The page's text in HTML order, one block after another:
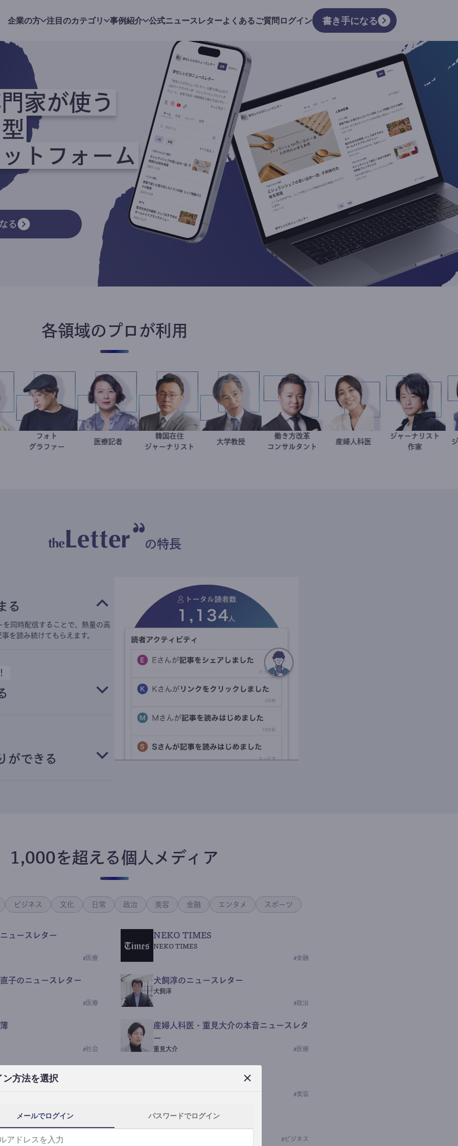
ン方法を選択
メールでログイン パスワードでログイン
企業の方 注目のカテゴリ 事例紹介 公式ニュースレターよくあるご質問ログイン 書き手になる
家が使う
トフォーム
る
各領域のプロが利用
グラファー
岩永直子
医療記者
韓国在住
ジャーナリスト
加藤忠史
大学教授 新田龍
働き方改革
コンサルタント
稲葉可奈子
産婦人科医 鈴木エイト
ジャーナリ
の特長
る
同時配信することで、熱量の高
を読み続けてもらえます。
ができる
1,000を超える個人メディア
ビジネス 文化 日常 政治 美容 金融 エンタメ スポーツ
ュースレター
# 医療
NEKO TIMES
NEKO TIMES
#金融
子のニュースレター
# 医療
犬飼淳のニュースレター
犬飼淳
#政治
#社会
産婦人科医・重見大介の本音ニュースレタ
ー
重見大介 # 医療
なつなつ（化粧品・皮膚科学の研究者）
#美容
ｺｯｶﾗSaaS
# ビジネス